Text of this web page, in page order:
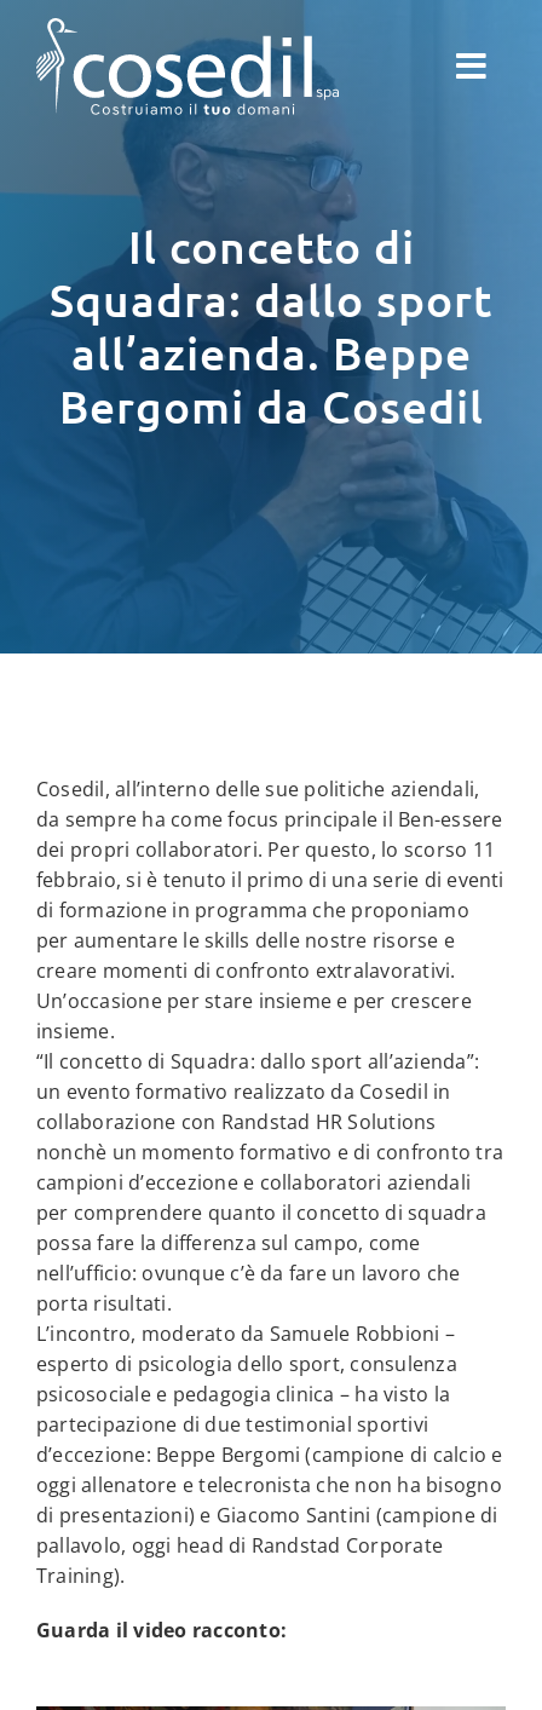
contenuto
Il concetto di
Squadra: dallo sport
all’azienda. Beppe
Bergomi da Cosedil
Cosedil, all’interno delle sue politiche aziendali,
da sempre ha come focus principale il Ben-essere
dei propri collaboratori. Per questo, lo scorso 11
febbraio, si è tenuto il primo di una serie di eventi
di formazione in programma che proponiamo
per aumentare le skills delle nostre risorse e
creare momenti di confronto extralavorativi.
Un’occasione per stare insieme e per crescere
insieme.
“Il concetto di Squadra: dallo sport all’azienda”:
un evento formativo realizzato da Cosedil in
collaborazione con Randstad HR Solutions
nonchè un momento formativo e di confronto tra
campioni d’eccezione e collaboratori aziendali
per comprendere quanto il concetto di squadra
possa fare la differenza sul campo, come
nell’ufficio: ovunque c’è da fare un lavoro che
porta risultati.
L’incontro, moderato da Samuele Robbioni –
esperto di psicologia dello sport, consulenza
psicosociale e pedagogia clinica – ha visto la
partecipazione di due testimonial sportivi
d’eccezione: Beppe Bergomi (campione di calcio e
oggi allenatore e telecronista che non ha bisogno
di presentazioni) e Giacomo Santini (campione di
pallavolo, oggi head di Randstad Corporate
Training).
Guarda il video racconto: